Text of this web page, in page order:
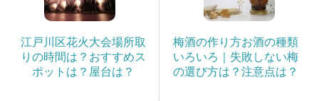
江戸川区花火大会場所取
りの時間は？おすすめス
ポットは？屋台は？
梅酒の作り方お酒の種類
いろいろ｜失敗しない梅
の選び方は？注意点は？